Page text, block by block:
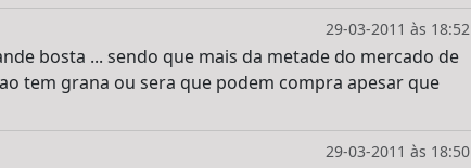
29-03-2011 às 18:52
bosta ... sendo que mais da metade do mercado de
tem grana ou sera que podem compra apesar que
29-03-2011 às 18:50